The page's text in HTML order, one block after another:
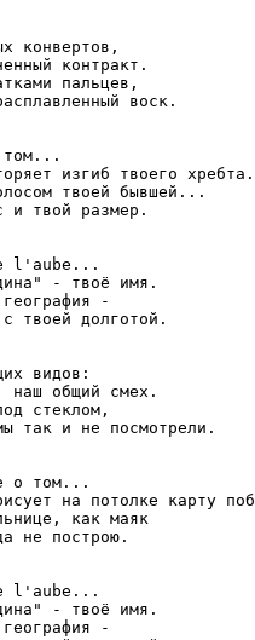
конвертов,
контракт.
пальцев,
воск.
изгиб твоего хребта.
твоей бывшей...
и твой размер.
l'aube...
- твоё имя.
-
твоей долготой.
видов:
наш общий смех.
стеклом,
так и не посмотрели.
о том...
на потолке карту
как маяк
не построю.
l'aube...
- твоё имя.
-